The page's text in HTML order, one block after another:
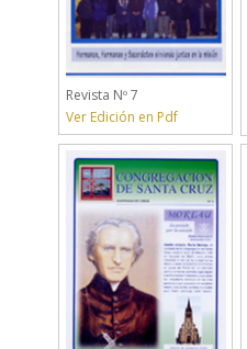
Revista Nº 7
Ver Edición en Pdf